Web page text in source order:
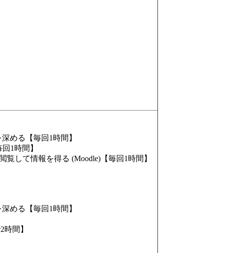
める【毎回1時間】
1時間】
して情報を得る (Moodle)【毎回1時間】
める【毎回1時間】
間】